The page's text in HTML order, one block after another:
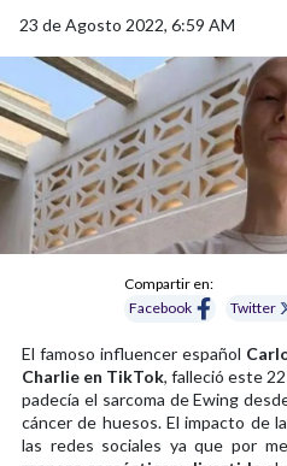
23 de Agosto 2022, 6:59 AM
Compartir en:
Facebook
Twitter
El famoso influencer español
Charlie en TikTok, falleció este
padecía el sarcoma de Ewing
cáncer de huesos. El impacto de
las redes sociales ya que por